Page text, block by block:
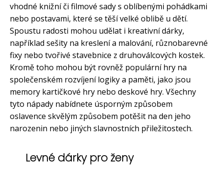
vhodné knižní či filmové sady s oblíbenými pohádkami
nebo postavami, které se těší velké oblibě u dětí.
Spoustu radosti mohou udělat i kreativní dárky,
například sešity na kreslení a malování, různobarevné
fixy nebo tvořivé stavebnice z druhoválcových kostek.
Kromě toho mohou být rovněž populární hry na
společenském rozvíjení logiky a paměti, jako jsou
memory kartičkové hry nebo deskové hry. Všechny
tyto nápady nabídnete úsporným způsobem
oslavence skvělým způsobem potěšit na den jeho
narozenin nebo jiných slavnostních přiležitostech.
Levné dárky pro ženy